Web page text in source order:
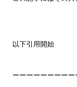
以下引用開始
ーーーーーーーー